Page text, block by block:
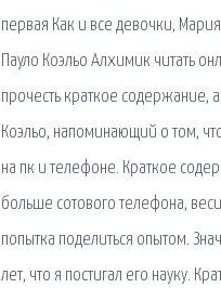
первая Как и все девочки,
Пауло Коэльо Алхимик читать
прочесть краткое содержание,
Коэльо, напоминающий о том,
на пк и телефоне. Краткое
больше сотового телефона,
попытка поделиться опытом.
лет, что я постигал его науку.